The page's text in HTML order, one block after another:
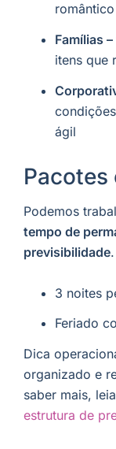
Famílias
itens que
ágil
Podemos
tempo de
previsibilidade
3 noites
Feriado
Dica
organizado e
saber mais,
estrutura de